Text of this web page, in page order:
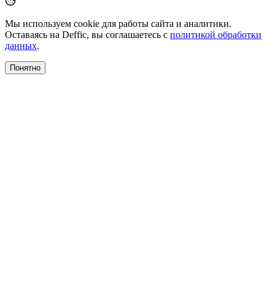
Мы используем cookie для работы сайта и аналитики.
Оставаясь на Deffic, вы соглашаетесь с политикой обработки
данных.
Понятно